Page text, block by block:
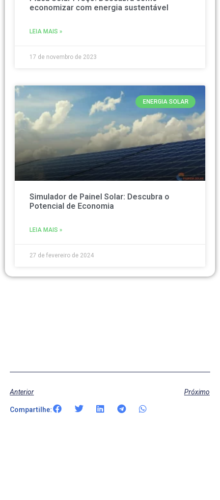
economizar com energia sustentável
LEIA MAIS »
17 de novembro de 2023
ENERGIA SOLAR
Simulador de Painel Solar: Descubra o
Potencial de Economia
LEIA MAIS »
27 de fevereiro de 2024
Anterior Próximo
Compartilhe: